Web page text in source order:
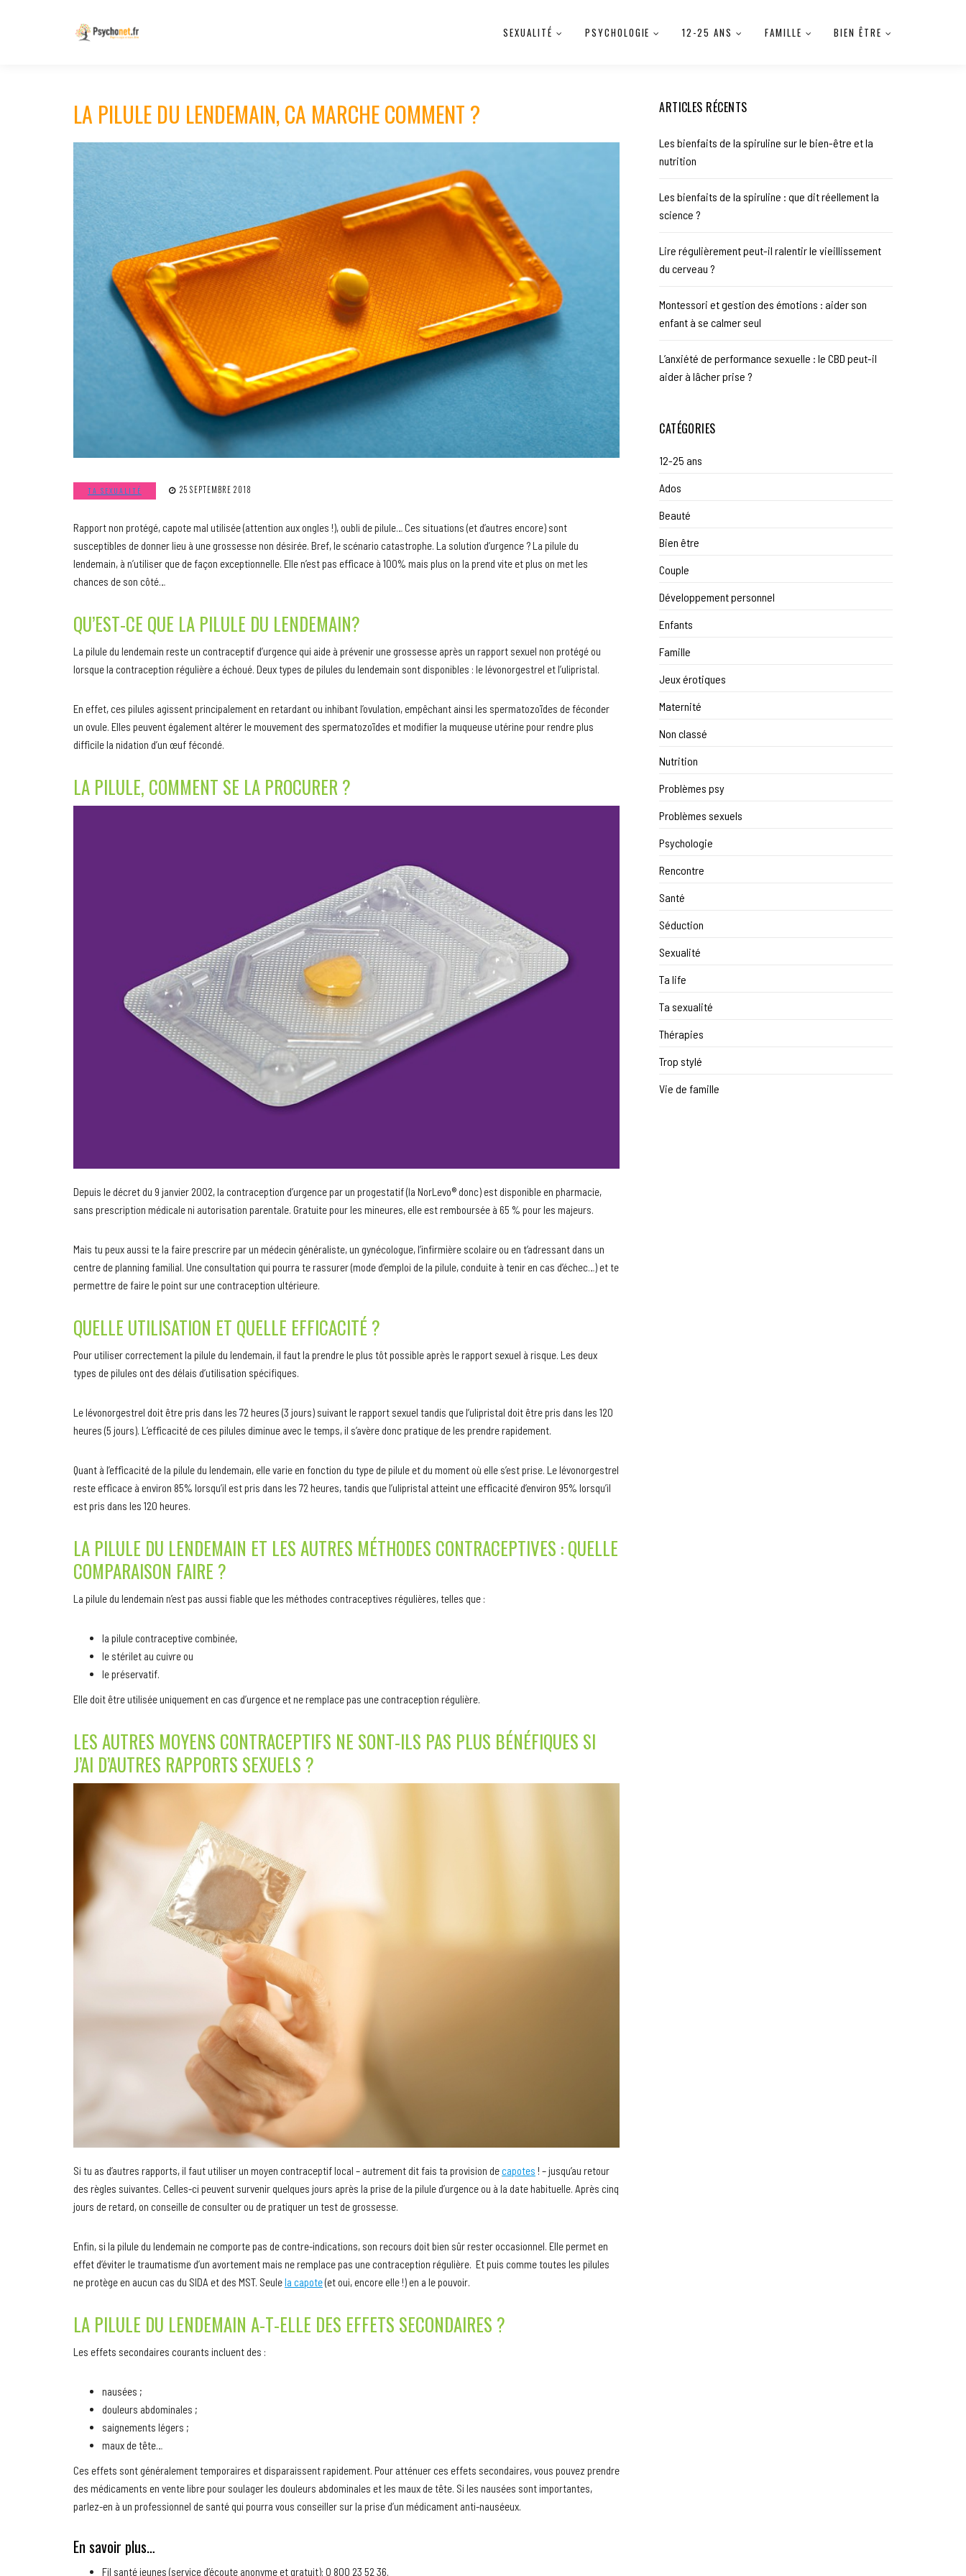
SEXUALITÉ PSYCHOLOGIE 12-25 ANS FAMILLE BIEN ÊTRE
LA PILULE DU LENDEMAIN, CA MARCHE COMMENT ?
TA SEXUALITÉ 25 SEPTEMBRE 2018
Rapport non protégé, capote mal utilisée (attention aux ongles !), oubli de pilule… Ces situations (et d’autres encore) sont
susceptibles de donner lieu à une grossesse non désirée. Bref, le scénario catastrophe. La solution d’urgence ? La pilule du
lendemain, à n’utiliser que de façon exceptionnelle. Elle n’est pas efficace à 100% mais plus on la prend vite et plus on met les
chances de son côté…
QU’EST-CE QUE LA PILULE DU LENDEMAIN?
La pilule du lendemain reste un contraceptif d’urgence qui aide à prévenir une grossesse après un rapport sexuel non protégé ou
lorsque la contraception régulière a échoué. Deux types de pilules du lendemain sont disponibles : le lévonorgestrel et l’ulipristal.
En effet, ces pilules agissent principalement en retardant ou inhibant l’ovulation, empêchant ainsi les spermatozoïdes de féconder
un ovule. Elles peuvent également altérer le mouvement des spermatozoïdes et modifier la muqueuse utérine pour rendre plus
difficile la nidation d’un œuf fécondé.
LA PILULE, COMMENT SE LA PROCURER ?
Depuis le décret du 9 janvier 2002, la contraception d’urgence par un progestatif (la NorLevo® donc) est disponible en pharmacie,
sans prescription médicale ni autorisation parentale. Gratuite pour les mineures, elle est remboursée à 65 % pour les majeurs.
Mais tu peux aussi te la faire prescrire par un médecin généraliste, un gynécologue, l’infirmière scolaire ou en t’adressant dans un
centre de planning familial. Une consultation qui pourra te rassurer (mode d’emploi de la pilule, conduite à tenir en cas d’échec…) et te
permettre de faire le point sur une contraception ultérieure.
QUELLE UTILISATION ET QUELLE EFFICACITÉ ?
Pour utiliser correctement la pilule du lendemain, il faut la prendre le plus tôt possible après le rapport sexuel à risque. Les deux
types de pilules ont des délais d’utilisation spécifiques.
Le lévonorgestrel doit être pris dans les 72 heures (3 jours) suivant le rapport sexuel tandis que l’ulipristal doit être pris dans les 120
heures (5 jours). L’efficacité de ces pilules diminue avec le temps, il s’avère donc pratique de les prendre rapidement.
Quant à l’efficacité de la pilule du lendemain, elle varie en fonction du type de pilule et du moment où elle s’est prise. Le lévonorgestrel
reste efficace à environ 85% lorsqu’il est pris dans les 72 heures, tandis que l’ulipristal atteint une efficacité d’environ 95% lorsqu’il
est pris dans les 120 heures.
LA PILULE DU LENDEMAIN ET LES AUTRES MÉTHODES CONTRACEPTIVES : QUELLE
COMPARAISON FAIRE ?
La pilule du lendemain n’est pas aussi fiable que les méthodes contraceptives régulières, telles que :
la pilule contraceptive combinée,
le stérilet au cuivre ou
le préservatif.
Elle doit être utilisée uniquement en cas d’urgence et ne remplace pas une contraception régulière.
LES AUTRES MOYENS CONTRACEPTIFS NE SONT-ILS PAS PLUS BÉNÉFIQUES SI
J’AI D’AUTRES RAPPORTS SEXUELS ?
Si tu as d’autres rapports, il faut utiliser un moyen contraceptif local – autrement dit fais ta provision decapotes ! – jusqu’au retour
des règles suivantes. Celles-ci peuvent survenir quelques jours après la prise de la pilule d’urgence ou à la date habituelle. Après cinq
jours de retard, on conseille de consulter ou de pratiquer un test de grossesse.
Enfin, si la pilule du lendemain ne comporte pas de contre-indications, son recours doit bien sûr rester occasionnel. Elle permet en
effet d’éviter le traumatisme d’un avortement mais ne remplace pas une contraception régulière. Et puis comme toutes les pilules
ne protège en aucun cas du SIDA et des MST. Seulela capote(et oui, encore elle !) en a le pouvoir.
LA PILULE DU LENDEMAIN A-T-ELLE DES EFFETS SECONDAIRES ?
Les effets secondaires courants incluent des :
nausées ;
douleurs abdominales ;
saignements légers ;
maux de tête…
Ces effets sont généralement temporaires et disparaissent rapidement. Pour atténuer ces effets secondaires, vous pouvez prendre
des médicaments en vente libre pour soulager les douleurs abdominales et les maux de tête. Si les nausées sont importantes,
parlez-en à un professionnel de santé qui pourra vous conseiller sur la prise d’un médicament anti-nauséeux.
En savoir plus…
Fil santé jeunes (service d’écoute anonyme et gratuit): 0 800 23 52 36.
ARTICLES RÉCENTS
Les bienfaits de la spiruline sur le bien-être et la
nutrition
Les bienfaits de la spiruline : que dit réellement la
science ?
Lire régulièrement peut-il ralentir le vieillissement
du cerveau ?
Montessori et gestion des émotions : aider son
enfant à se calmer seul
L’anxiété de performance sexuelle : le CBD peut-il
aider à lâcher prise ?
CATÉGORIES
12-25 ans
Ados
Beauté
Bien être
Couple
Développement personnel
Enfants
Famille
Jeux érotiques
Maternité
Non classé
Nutrition
Problèmes psy
Problèmes sexuels
Psychologie
Rencontre
Santé
Séduction
Sexualité
Ta life
Ta sexualité
Thérapies
Trop stylé
Vie de famille